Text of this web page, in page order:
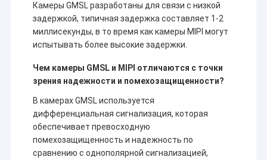
Модуль камеры Endoscope
Двойной модуль камеры объектива
Модуль камеры распознавания лиц
Модуль камеры 1MP
Модуль камеры 2MP
Камеры GMSL разработаны для связи с низкой
задержкой, типичная задержка составляет 1-2
миллисекунды, в то время как камеры MIPI могут
испытывать более высокие задержки.
Чем камеры GMSL и MIPI отличаются с точки
зрения надежности и помехозащищенности?
В камерах GMSL используется
дифференциальная сигнализация, которая
обеспечивает превосходную
помехозащищенность и надежность по
сравнению с однополярной сигнализацией,